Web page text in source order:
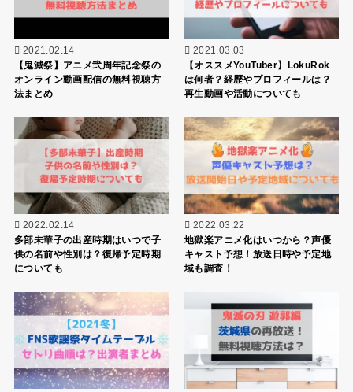
2021.02.14
【鬼滅祭】アニメ弐周年記念祭の
オンライン動画配信の無料視聴方
法まとめ
2021.03.03
【オススメYouTuber】LokuRok
は何者？経歴やプロフィールは？
再生動画や活動についても
2022.02.14
多部未華子の出産時期はいつで子
供の名前や性別は？復帰予定時期
についても
2022.03.22
地獄楽アニメ化はいつから？声優
キャスト予想！放送日時や予定地
域も調査！